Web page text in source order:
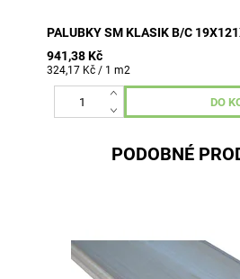
PALUBKY SM KLASIK B/C
941,38 Kč
324,17 Kč / 1 m2
PODOBNÉ